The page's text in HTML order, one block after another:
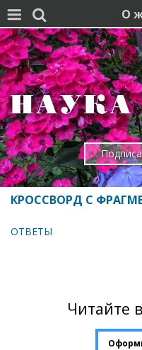
  О
КРОССВОРД С
ОТВЕТЫ
Читайте